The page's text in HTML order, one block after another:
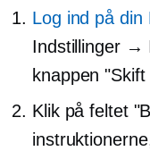
Log ind på din
Indstillinger →
knappen
Klik på feltet